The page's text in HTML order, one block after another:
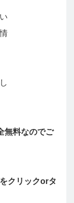
無料なのでご
クリックorタ